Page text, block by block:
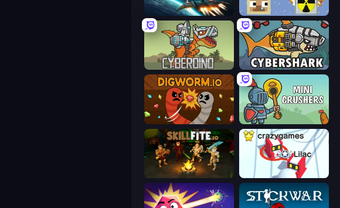
Netquel MineEnergy2
CyberShark
Digworm.io Mini Crushers
Skillfite.io Snowball.io